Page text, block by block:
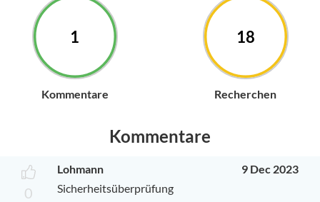
1
Kommentare
18
Recherchen
Kommentare
0
Lohmann
9 Dec 2023
Sicherheitsüberprüfung